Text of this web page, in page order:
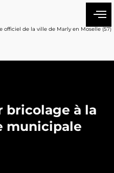
officiel de la ville de Marly en Moselle (57)
bricolage à la
municipale